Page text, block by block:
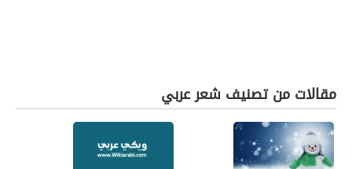
مقالات من تصنيف شعر عربي